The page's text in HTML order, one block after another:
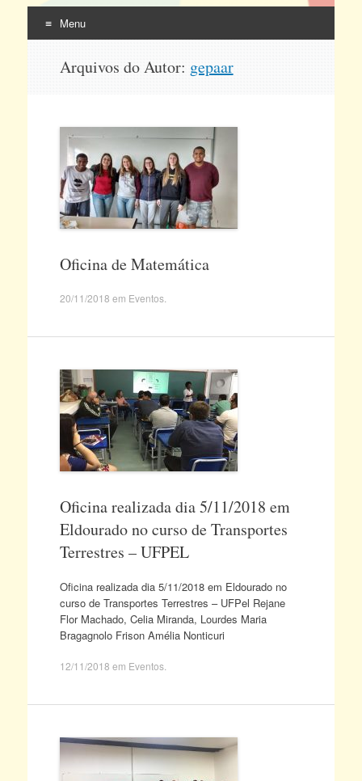
Menu
Arquivos do Autor: gepaar
Oficina de Matemática
20/11/2018 em Eventos.
Oficina realizada dia 5/11/2018 em
Eldourado no curso de Transportes
Terrestres – UFPEL
Oficina realizada dia 5/11/2018 em Eldourado no
curso de Transportes Terrestres – UFPel Rejane
Flor Machado, Celia Miranda, Lourdes Maria
Bragagnolo Frison Amélia Nonticuri
12/11/2018 em Eventos.